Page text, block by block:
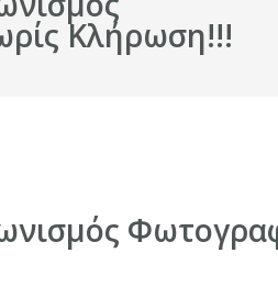
Κλήρωση!!!